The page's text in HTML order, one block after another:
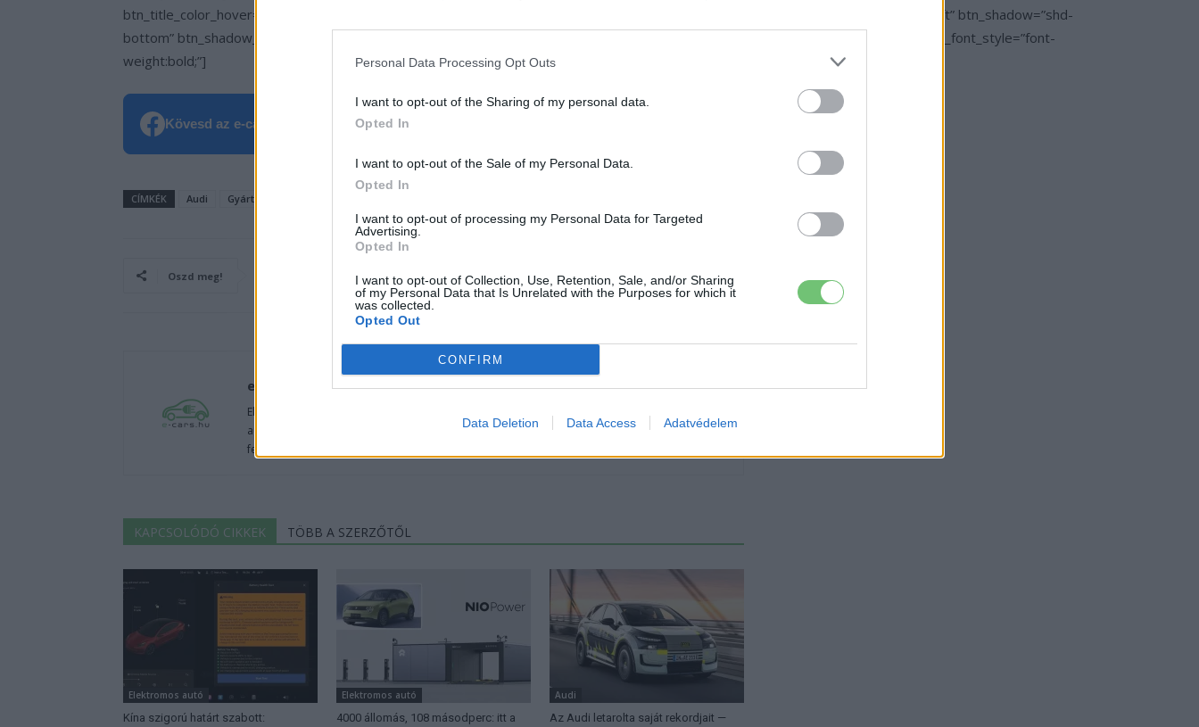
Personal Data Processing Opt Outs
I want to opt-out of the Sharing of my personal data.
Opted In
I want to opt-out of the Sale of my Personal Data.
Opted In
I want to opt-out of processing my Personal Data for Targeted
Advertising.
Opted In
I want to opt-out of Collection, Use, Retention, Sale, and/or Sharing
of my Personal Data that Is Unrelated with the Purposes for which it
was collected.
Opted Out
CONFIRM
Data Deletion Data Access Adatvédelem
btn_title_color_hover=”#06c100″ icon=”Defaults-comments” icon_size=”30″ icon_color=”#3b5998″ btn_icon_pos=”ubtn-sep-icon-at-left” btn_shadow=”shd-
bottom” btn_shadow_color=”#3b5998″ btn_shadow_color_hover=”#06c100″ btn_shadow_size=”2″ btn_font_size=”desktop:14px;” btn_font_style=”font-
weight:bold;”]
Kövesd az e-cars.hu-t a Facebookon is, további tartalmakért!
CÍMKÉK Audi Gyártás
Oszd meg!
e-cars.hu
Elektromosan közlekedsz, vagy a váltáson töprengsz? Érdekelnek a legfrissebb hírek az e-
autók világából, vagy foglalkoztatnak a legújabb fejlesztések az elektromosság és a
fenntarthatóság területén? Akkor jó helyen jársz!
KAPCSOLÓDÓ CIKKEK TÖBB A SZERZŐTŐL
Elektromos autó
Kína szigorú határt szabott:
Elektromos autó
4000 állomás, 108 másodperc: itt a
Audi
Az Audi letarolta saját rekordjait —